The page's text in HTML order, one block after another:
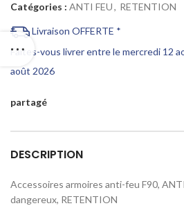
Catégories : ANTI FEU, RETENTION
Livraison OFFERTE *
Faites-vous livrer entre le mercredi 12
août 2026
partagé
DESCRIPTION
Accessoires armoires anti-feu F90,
dangereux, RETENTION